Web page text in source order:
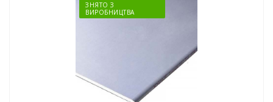
ЗНЯТО З
ВИРОБНИЦТВА